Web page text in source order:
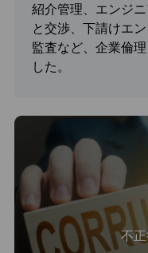
紹介管理、エンジ
と交渉、下請けエ
監査など、企業倫
した。
不